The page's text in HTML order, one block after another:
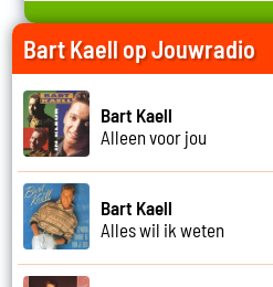
Bart Kaell op Jouwradio
Bart Kaell
Alleen voor jou
Bart Kaell
Alles wil ik weten